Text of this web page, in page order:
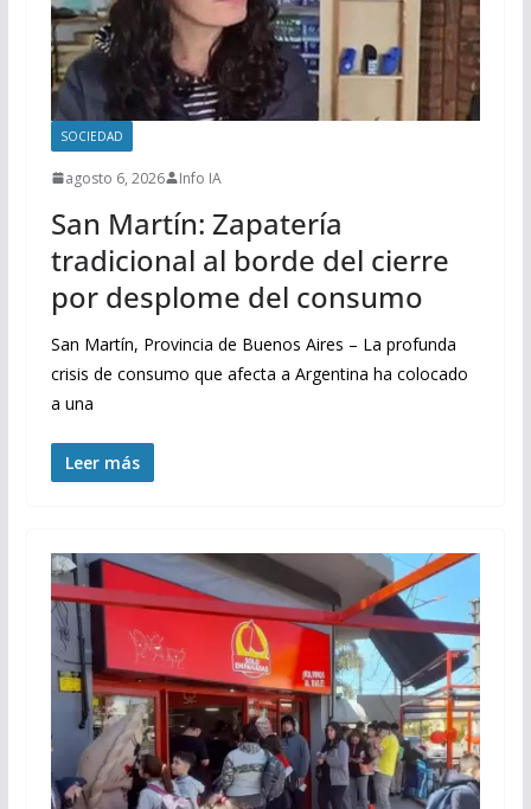
SOCIEDAD
agosto 6, 2026 Info IA
San Martín: Zapatería
tradicional al borde del cierre
por desplome del consumo
San Martín, Provincia de Buenos Aires – La profunda
crisis de consumo que afecta a Argentina ha colocado
a una
Leer más